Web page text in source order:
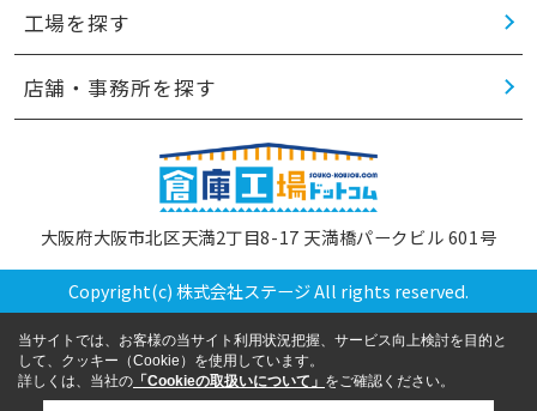
工場を探す
店舗・事務所を探す
大阪府大阪市北区天満2丁目8-17 天満橋パークビル 601号
Copyright(c) 株式会社ステージ All rights reserved.
当サイトでは、お客様の当サイト利用状況把握、サービス向上検討を目的と
して、クッキー（Cookie）を使用しています。
詳しくは、当社の 「Cookieの取扱いについて」 をご確認ください。